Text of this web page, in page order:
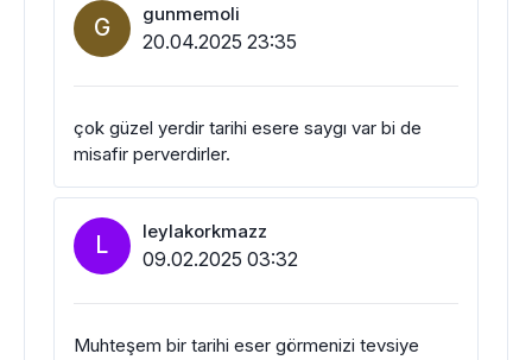
G gunmemoli
20.04.2025 23:35
çok güzel yerdir tarihi esere saygı var bi de
misafir perverdirler.
L leylakorkmazz
09.02.2025 03:32
Muhteşem bir tarihi eser görmenizi tevsiye